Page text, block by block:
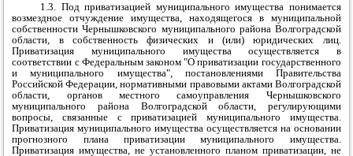
1.3. Под приватизацией муниципального имущества понимается
возмездное отчуждение имущества, находящегося в муниципальной
собственностиЧернышковского муниципального района Волгоградской
области, в собственность физических и (или) юридических лиц.
Приватизация муниципального имущества осуществляется в
соответствии с Федеральным законом "О приватизации государственного
и муниципального имущества", постановлениями Правительства
Российской Федерации, нормативными правовыми актами Волгоградской
области, органов местного самоуправления Чернышковского
муниципального района Волгоградской области, регулирующими
вопросы, связанные с приватизацией муниципального имущества.
Приватизация муниципального имущества осуществляется на основании
прогнозного плана приватизации муниципального имущества.
Приватизация имущества, не установленного планом приватизации, не